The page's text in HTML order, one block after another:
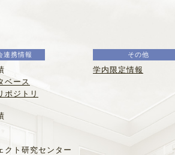
連携情報
ベース
ポジトリ
クト研究センター
その他
学内限定情報